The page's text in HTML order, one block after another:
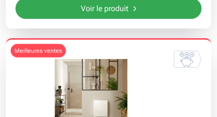
Voir le produit
meilleures ventes